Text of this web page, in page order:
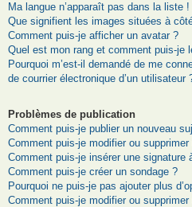
Ma langue n’apparaît pas dans la liste !
Que signifient les images situées à
Comment puis-je afficher un avatar ?
Quel est mon rang et comment puis-je
Pourquoi m’est-il demandé de me
de courrier électronique d’un utilisateur
Problèmes de publication
Comment puis-je publier un nouveau
Comment puis-je modifier ou
Comment puis-je insérer une signature
Comment puis-je créer un sondage ?
Pourquoi ne puis-je pas ajouter plus
Comment puis-je modifier ou supprimer